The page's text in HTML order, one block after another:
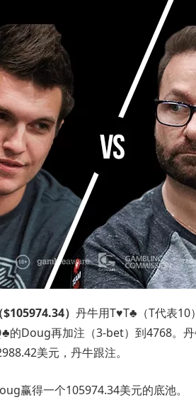
） 丹牛用T♥T♣（T代表10
的Doug再加注（3-bet）到4768。
美元，丹牛跟注。
赢得一个105974.34美元的底池。